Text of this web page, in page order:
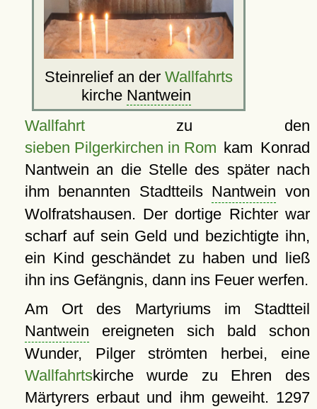
Steinrelief an der Wallfahrts
kirche Nantwein
Wallfahrtzu den
sieben Pilgerkirchen in Rom kam Konrad
Nantwein an die Stelle des später nach
ihm benannten Stadtteils Nantwein von
Wolfratshausen. Der dortige Richter war
scharf auf sein Geld und bezichtigte ihn,
ein Kind geschändet zu haben und ließ
ihn ins Gefängnis, dann ins Feuer werfen.
Am Ort des Martyriums im Stadtteil
Nantwein ereigneten sich bald schon
Wunder, Pilger strömten herbei, eine
Wallfahrtskirche wurde zu Ehren des
Märtyrers erbaut und ihm geweiht. 1297